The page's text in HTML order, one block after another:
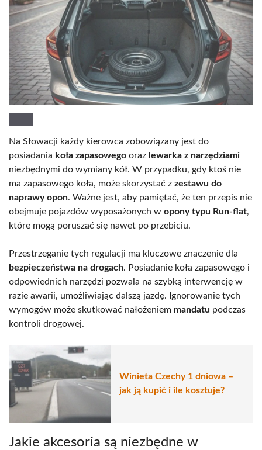
Na Słowacji każdy kierowca zobowiązany jest do
posiadania koła zapasowego oraz lewarka z narzędziami
niezbędnymi do wymiany kół. W przypadku, gdy ktoś nie
ma zapasowego koła, może skorzystać z zestawu do
naprawy opon. Ważne jest, aby pamiętać, że ten przepis nie
obejmuje pojazdów wyposażonych w opony typu Run-flat,
które mogą poruszać się nawet po przebiciu.
Przestrzeganie tych regulacji ma kluczowe znaczenie dla
bezpieczeństwa na drogach. Posiadanie koła zapasowego i
odpowiednich narzędzi pozwala na szybką interwencję w
razie awarii, umożliwiając dalszą jazdę. Ignorowanie tych
wymogów może skutkować nałożeniem mandatu podczas
kontroli drogowej.
Winieta Czechy 1 dniowa –
jak ją kupić i ile kosztuje?
Jakie akcesoria są niezbędne w